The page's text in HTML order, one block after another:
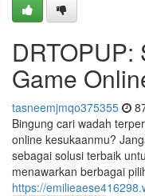
DRTOPUP:
Game
tasneemjmqo375355
Bingung cari wadah
online kesukaanmu?
sebagai solusi terbaik
menawarkan berbagai
https://